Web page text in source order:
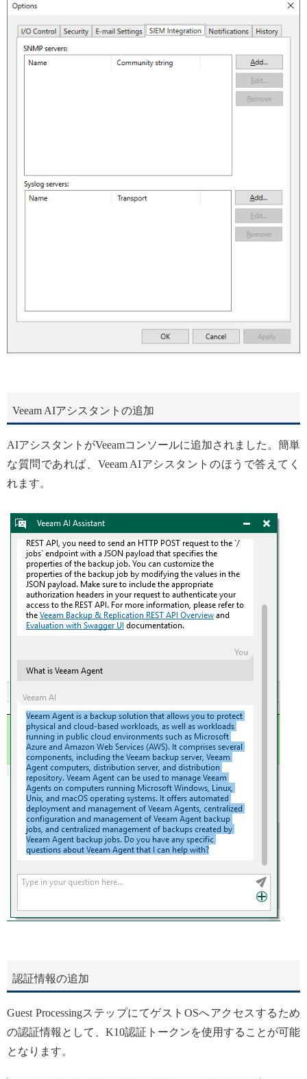
Veeam AIアシスタントの追加
AIアシスタントがVeeamコンソールに追加されました。簡単
な質問であれば、Veeam AIアシスタントのほうで答えてく
れます。
認証情報の追加
Guest ProcessingステップにてゲストOSへアクセスするため
の認証情報として、K10認証トークンを使用することが可能
となります。